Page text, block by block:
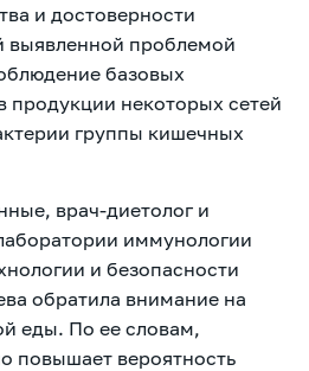
и достоверности
выявленной проблемой
базовых
продукции некоторых сетей
группы кишечных
врач-диетолог и
иммунологии
и безопасности
обратила внимание на
еды. По ее словам,
повышает вероятность